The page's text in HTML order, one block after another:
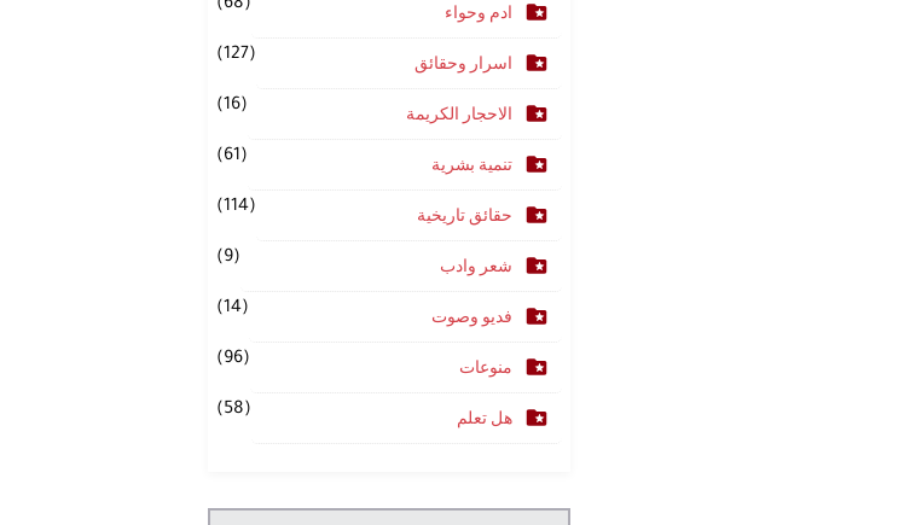
ادم وحواء
(68)
اسرار وحقائق
(127)
الاحجار الكريمة
(16)
تنمية بشرية
(61)
حقائق تاريخية
(114)
شعر وادب
(9)
فديو وصوت
(14)
منوعات
(96)
هل تعلم
(58)